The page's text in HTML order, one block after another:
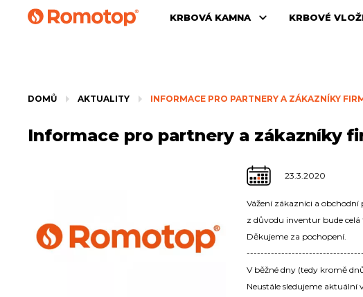
KRBOVÁ KAMNA KRBOVÉ
DOMŮ AKTUALITY INFORMACE PRO PARTNERY A ZÁKAZNÍKY
Informace pro partnery a zákazníky
23.3.2020
Vážení zákazníci a obchodní
z důvodu inventur bude
Děkujeme za pochopení.
V běžné dny (tedy kromě
Neustále sledujeme